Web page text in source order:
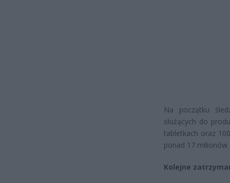
Na początku
służących do
tabletkach oraz
ponad 17 milionów
Kolejne